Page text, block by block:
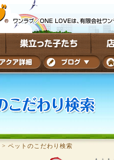
> ペットのこだわり検索